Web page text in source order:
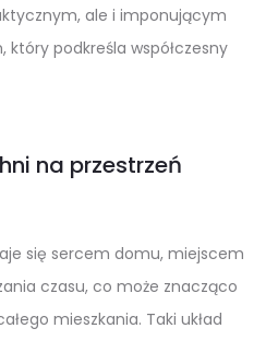
ale i imponującym
podkreśla współczesny
na przestrzeń
się sercem domu, miejscem
czasu, co może znacząco
mieszkania. Taki układ